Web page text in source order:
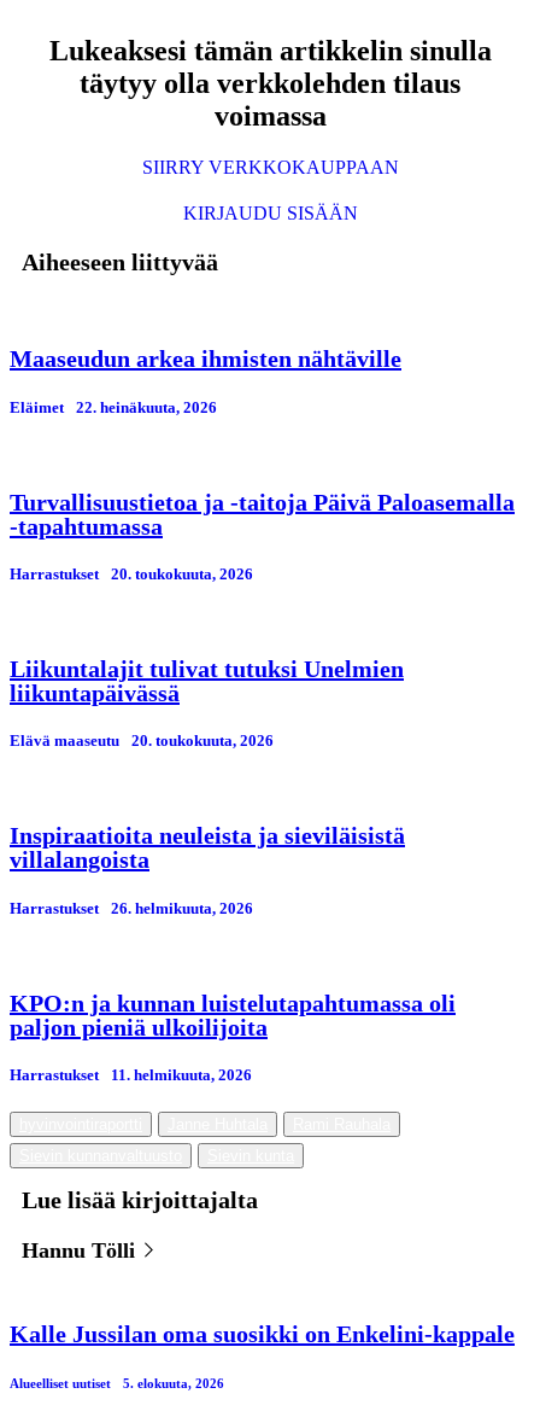
Lukeaksesi tämän artikkelin sinulla
täytyy olla verkkolehden tilaus
voimassa
SIIRRY VERKKOKAUPPAAN
KIRJAUDU SISÄÄN
Aiheeseen liittyvää
Maaseudun arkea ihmisten nähtäville
Eläimet 22. heinäkuuta, 2026
Turvallisuustietoa ja -taitoja Päivä Paloasemalla
-tapahtumassa
Harrastukset 20. toukokuuta, 2026
Liikuntalajit tulivat tutuksi Unelmien
liikuntapäivässä
Elävä maaseutu 20. toukokuuta, 2026
Inspiraatioita neuleista ja sieviläisistä
villalangoista
Harrastukset 26. helmikuuta, 2026
KPO:n ja kunnan luistelutapahtumassa oli
paljon pieniä ulkoilijoita
Harrastukset 11. helmikuuta, 2026
Lue lisää kirjoittajalta
Hannu Tölli
Kalle Jussilan oma suosikki on Enkelini-kappale
Alueelliset uutiset 5. elokuuta, 2026